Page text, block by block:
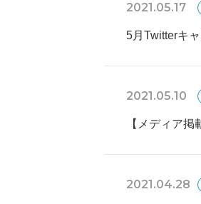
2021.05.17
5月Twitterキ
2021.05.10
【メディア
2021.04.28